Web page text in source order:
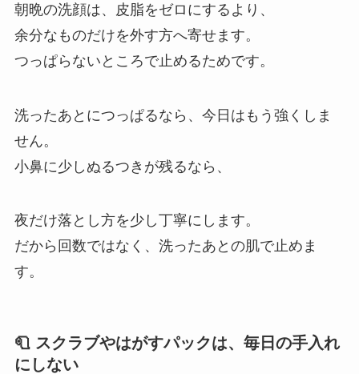
朝晩の洗顔は、皮脂をゼロにするより、
余分なものだけを外す方へ寄せます。
つっぱらないところで止めるためです。
洗ったあとにつっぱるなら、今日はもう強くしま
せん。
小鼻に少しぬるつきが残るなら、
夜だけ落とし方を少し丁寧にします。
だから回数ではなく、洗ったあとの肌で止めま
す。
🧻 スクラブやはがすパックは、毎日の手入れ
にしない